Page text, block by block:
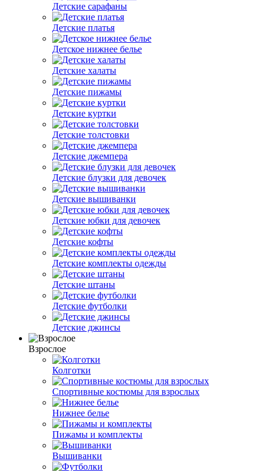
Детские сарафаны
Детские платья
Детское нижнее белье
Детские халаты
Детские пижамы
Детские куртки
Детские толстовки
Детские джемпера
Детские блузки для девочек
Детские вышиванки
Детские юбки для девочек
Детские кофты
Детские комплекты одежды
Детские штаны
Детские футболки
Детские джинсы
Взрослое
Колготки
Спортивные костюмы для взрослых
Нижнее белье
Пижамы и комплекты
Вышиванки